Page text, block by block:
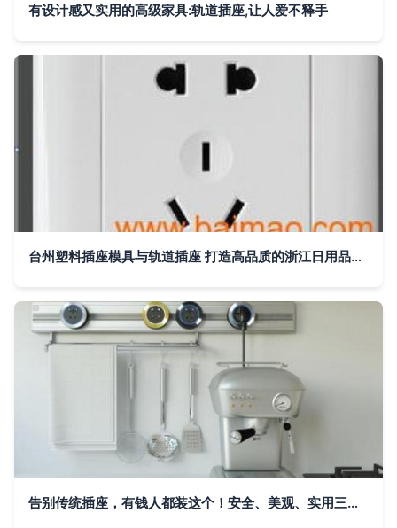
有设计感又实用的高级家具:轨道插座,让人爱不释手
台州塑料插座模具与轨道插座 打造高品质的浙江日用品模具制造
告别传统插座，有钱人都装这个！安全、美观、实用三合一的轨道插座